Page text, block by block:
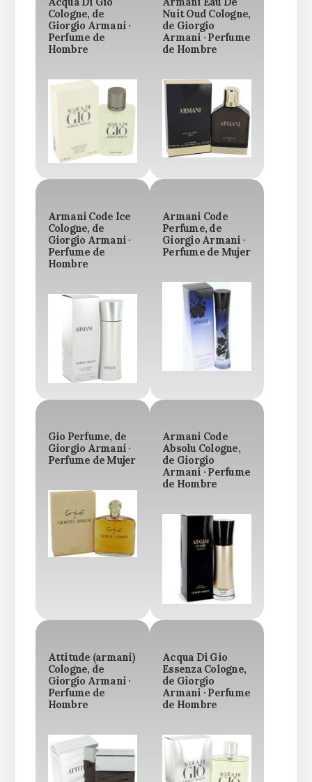
Cologne, de
Giorgio Armani ·
Perfume de
Hombre
Nuit Oud Cologne,
de Giorgio
Armani · Perfume
de Hombre
Armani Code Ice
Cologne, de
Giorgio Armani ·
Perfume de
Hombre
Armani Code
Perfume, de
Giorgio Armani ·
Perfume de Mujer
Gio Perfume, de
Giorgio Armani ·
Perfume de Mujer
Armani Code
Absolu Cologne,
de Giorgio
Armani · Perfume
de Hombre
Attitude (armani)
Cologne, de
Giorgio Armani ·
Perfume de
Hombre
Acqua Di Gio
Essenza Cologne,
de Giorgio
Armani · Perfume
de Hombre